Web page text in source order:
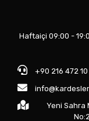
Haftaiçi 09:00 -
+90 216 472
Yeni Sahra